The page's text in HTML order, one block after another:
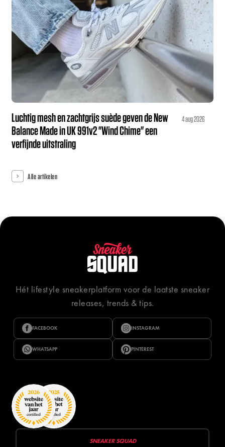
Luchtig mesh en zachtgrijs suède geven de New
Balance Made in UK 991v2 "Wind Chime" een
verfijnde uitstraling
4 aug 2026
Alle artikelen
Hét lifestyle sneakerplatform voor de laatste sneaker
releases, trends & tips.
FACEBOOK INSTAGRAM
WHATSAPP PINTEREST
SNEAKER SQUAD